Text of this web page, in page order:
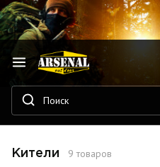
Кители 9 товаров